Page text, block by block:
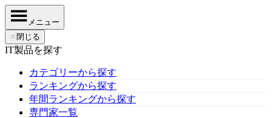
メニュー
✕ 閉じる
IT製品を探す
カテゴリーから探す
ランキングから探す
年間ランキングから探す
専門家一覧